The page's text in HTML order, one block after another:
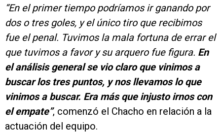
“En el primer tiempo podríamos ir ganando por
dos o tres goles, y el único tiro que recibimos
fue el penal. Tuvimos la mala fortuna de errar el
que tuvimos a favor y su arquero fue figura. En
el análisis general se vio claro que vinimos a
buscar los tres puntos, y nos llevamos lo que
vinimos a buscar. Era más que injusto irnos con
el empate”, comenzó el Chacho en relación a la
actuación del equipo.